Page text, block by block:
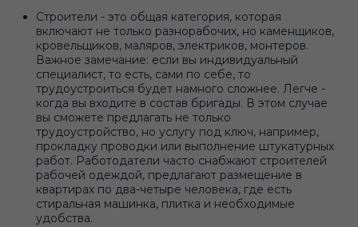
Строители - это общая категория, которая
включают не только разнорабочих, но каменщиков,
кровельщиков, маляров, электриков, монтеров.
Важное замечание: если вы индивидуальный
специалист, то есть, сами по себе, то
трудоустроиться будет намного сложнее. Легче -
когда вы входите в состав бригады. В этом случае
вы сможете предлагать не только
трудоустройство, но услугу под ключ, например,
прокладку проводки или выполнение штукатурных
работ. Работодатели часто снабжают строителей
рабочей одеждой, предлагают размещение в
квартирах по два-четыре человека, где есть
стиральная машинка, плитка и необходимые
удобства.